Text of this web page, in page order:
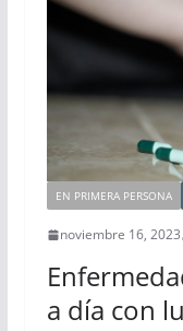
EN PRIMERA PERSONA
noviembre 16, 2023
a día con